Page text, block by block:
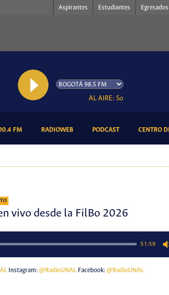
Aspirantes Estudiantes Egresados
AL AIRE: Somos Radio UNAL,
FM(CURRENT)RADIOWEB(CURRENT)PODCAST(CURRENT)
CENTRO
vivo desde la FilBo 2026
51:59
Instagram: @RadioUNALFacebook: @RadioUNAL